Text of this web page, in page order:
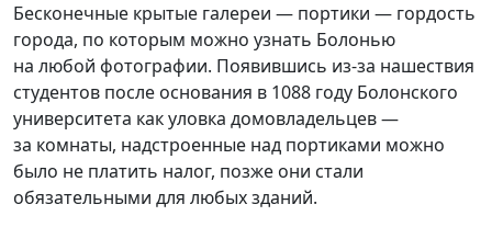
Бесконечные крытые галереи — портики — гордость
города, по которым можно узнать Болонью
на любой фотографии. Появившись из-за нашествия
студентов после основания в 1088 году Болонского
университета как уловка домовладельцев —
за комнаты, надстроенные над портиками можно
было не платить налог, позже они стали
обязательными для любых зданий.